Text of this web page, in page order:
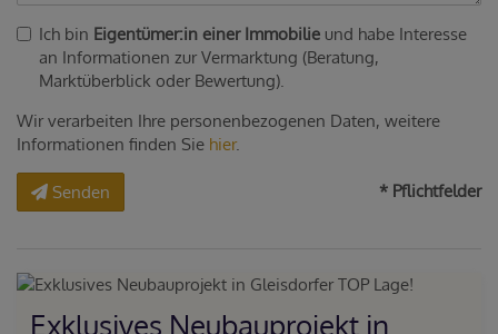
Ich bin Eigentümer:in einer Immobilie und habe Interesse
an Informationen zur Vermarktung (Beratung,
Marktüberblick oder Bewertung).
Wir verarbeiten Ihre personenbezogenen Daten, weitere
Informationen finden Sie hier.
Senden * Pflichtfelder
Exklusives Neubauprojekt in